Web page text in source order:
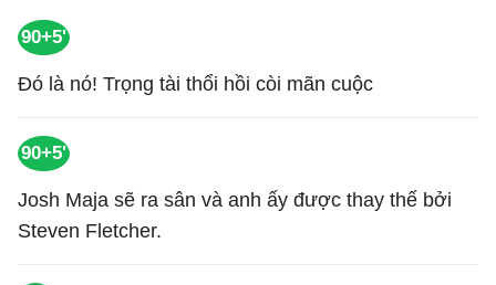
90+5'
Đó là nó! Trọng tài thổi hồi còi mãn cuộc
90+5'
Josh Maja sẽ ra sân và anh ấy được thay thế bởi
Steven Fletcher.